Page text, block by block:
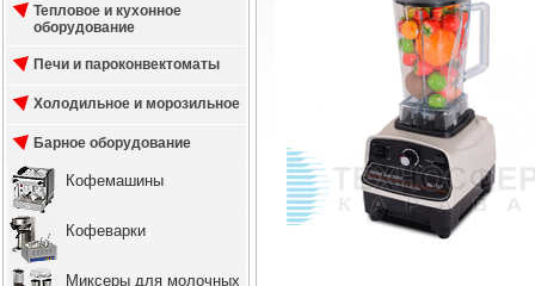
Тепловое и кухонное
оборудование
Печи и пароконвектоматы
Холодильное и морозильное
Барное оборудование
Кофемашины
Кофеварки
Миксеры для молочных